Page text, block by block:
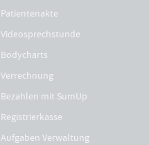
Patientenakte
Videosprechstunde
Bodycharts
Verrechnung
Bezahlen mit SumUp
Registrierkasse
Aufgaben Verwaltung